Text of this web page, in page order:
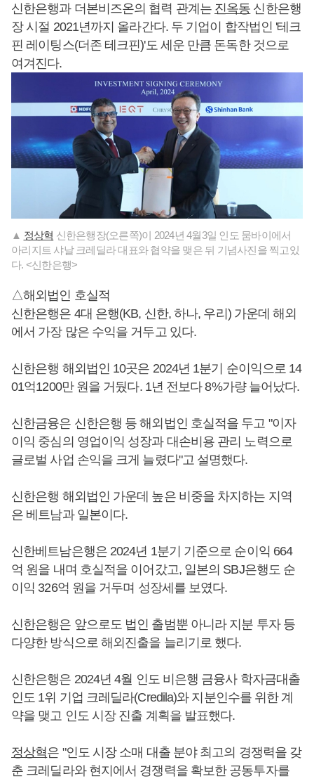
신한은행과 더본비즈온의 협력 관계는 진옥동 신한은행
장 시절 2021년까지 올라간다. 두 기업이 합작법인 '테크
핀 레이팅스(더존 테크핀)'도 세운 만큼 돈독한 것으로
여겨진다.
▲ 정상혁 신한은행장(오른쪽)이 2024년 4월3일 인도 뭄바이에서
아리지트 샤날 크레딜라 대표와 협약을 맺은 뒤 기념사진을 찍고있
다. <신한은행>
△해외법인 호실적
신한은행은 4대 은행(KB, 신한, 하나, 우리) 가운데 해외
에서 가장 많은 수익을 거두고 있다.
신한은행 해외법인 10곳은 2024년 1분기 순이익으로 14
01억1200만 원을 거뒀다. 1년 전보다 8%가량 늘어났다.
신한금융은 신한은행 등 해외법인 호실적을 두고 "이자
이익 중심의 영업이익 성장과 대손비용 관리 노력으로
글로벌 사업 손익을 크게 늘렸다"고 설명했다.
신한은행 해외법인 가운데 높은 비중을 차지하는 지역
은 베트남과 일본이다.
신한베트남은행은 2024년 1분기 기준으로 순이익 664
억 원을 내며 호실적을 이어갔고, 일본의 SBJ은행도 순
이익 326억 원을 거두며 성장세를 보였다.
신한은행은 앞으로도 법인 출범뿐 아니라 지분 투자 등
다양한 방식으로 해외진출을 늘리기로 했다.
신한은행은 2024년 4월 인도 비은행 금융사 학자금대출
인도 1위 기업 크레딜라(Credila)와 지분인수를 위한 계
약을 맺고 인도 시장 진출 계획을 발표했다.
정상혁은 "인도 시장 소매 대출 분야 최고의 경쟁력을 갖
춘 크레딜라와 현지에서 경쟁력을 확보한 공동투자를